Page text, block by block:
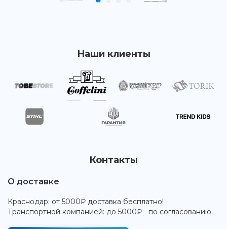
Наши клиенты
Контакты
О доставке
Краснодар: от 5000₽ доставка бесплатно!
Транспортной компанией: до 5000₽ - по согласованию.